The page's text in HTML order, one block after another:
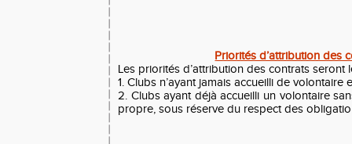
Priorités d’attribution des
Les priorités d’attribution des contrats seront
1. Clubs n’ayant jamais accueilli de volontaire
2. Clubs ayant déjà accueilli un volontaire
propre, sous réserve du respect des